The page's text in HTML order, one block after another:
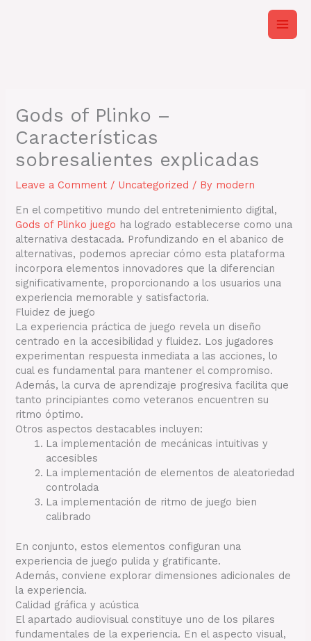
Gods of Plinko –
Características
sobresalientes explicadas
Leave a Comment / Uncategorized / By modern
En el competitivo mundo del entretenimiento digital,
Gods of Plinko juego ha logrado establecerse como una
alternativa destacada. Profundizando en el abanico de
alternativas, podemos apreciar cómo esta plataforma
incorpora elementos innovadores que la diferencian
significativamente, proporcionando a los usuarios una
experiencia memorable y satisfactoria.
Fluidez de juego
La experiencia práctica de juego revela un diseño
centrado en la accesibilidad y fluidez. Los jugadores
experimentan respuesta inmediata a las acciones, lo
cual es fundamental para mantener el compromiso.
Además, la curva de aprendizaje progresiva facilita que
tanto principiantes como veteranos encuentren su
ritmo óptimo.
Otros aspectos destacables incluyen:
La implementación de mecánicas intuitivas y
accesibles
La implementación de elementos de aleatoriedad
controlada
La implementación de ritmo de juego bien
calibrado
En conjunto, estos elementos configuran una
experiencia de juego pulida y gratificante.
Además, conviene explorar dimensiones adicionales de
la experiencia.
Calidad gráfica y acústica
El apartado audiovisual constituye uno de los pilares
fundamentales de la experiencia. En el aspecto visual,